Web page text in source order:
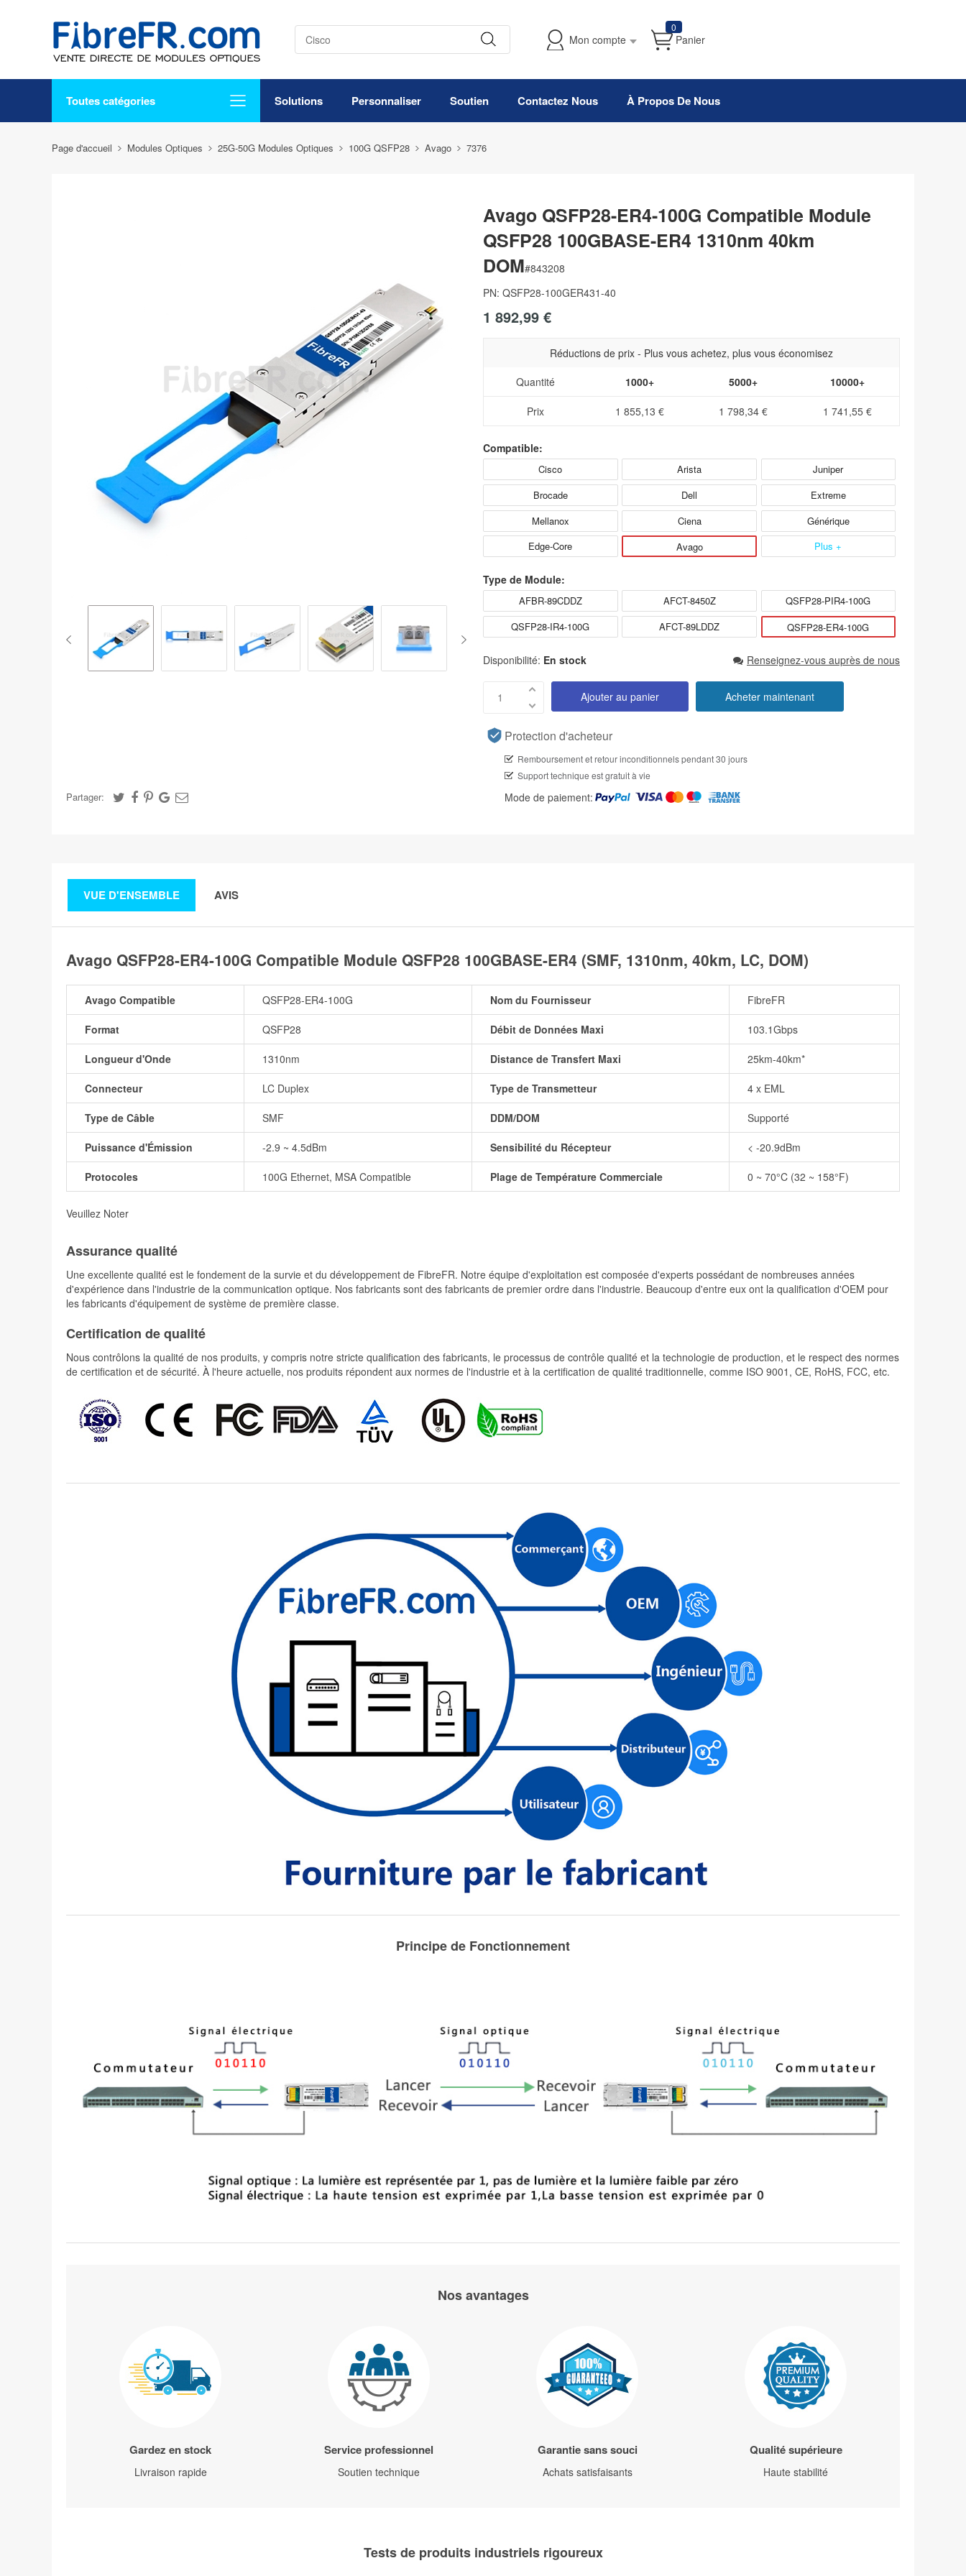
Mon compte
0
Panier
Toutes catégories Solutions Personnaliser Soutien Contactez Nous À Propos De Nous
Page d'accueil Modules Optiques 25G-50G Modules Optiques 100G QSFP28 Avago 7376
Partager:
Avago QSFP28-ER4-100G Compatible Module
QSFP28 100GBASE-ER4 1310nm 40km
DOM#843208
PN: QSFP28-100GER431-40
1 892,99 €
Réductions de prix - Plus vous achetez, plus vous économisez
Quantité
1000+ 5000+ 10000+
Prix 1 855,13 € 1 798,34 € 1 741,55 €
Compatible:
Cisco Arista
Juniper
Brocade
Dell
Extreme
Mellanox
Ciena
Générique
Edge-Core
Avago Plus +
Type de Module:
AFBR-89CDDZ AFCT-8450Z
QSFP28-PIR4-100G
QSFP28-IR4-100G
AFCT-89LDDZ QSFP28-ER4-100G
Disponibilité: En stock Renseignez-vous auprès de nous
Ajouter au panier Acheter maintenant
Protection d'acheteur
Remboursement et retour inconditionnels pendant 30 jours
Support technique est gratuit à vie
Mode de paiement:
VUE D'ENSEMBLE AVIS
Avago QSFP28-ER4-100G Compatible Module QSFP28 100GBASE-ER4 (SMF, 1310nm, 40km, LC, DOM)
Avago Compatible QSFP28-ER4-100G Nom du Fournisseur FibreFR
Format QSFP28 Débit de Données Maxi 103.1Gbps
Longueur d'Onde 1310nm Distance de Transfert Maxi 25km-40km*
Connecteur LC Duplex Type de Transmetteur 4 x EML
Type de Câble SMF DDM/DOM Supporté
Puissance d'Émission -2.9 ~ 4.5dBm Sensibilité du Récepteur < -20.9dBm
Protocoles 100G Ethernet, MSA Compatible Plage de Température Commerciale 0 ~ 70°C (32 ~ 158°F)
Veuillez Noter
Assurance qualité
Une excellente qualité est le fondement de la survie et du développement de FibreFR. Notre équipe d'exploitation est composée d'experts possédant de nombreuses années
d'expérience dans l'industrie de la communication optique. Nos fabricants sont des fabricants de premier ordre dans l'industrie. Beaucoup d'entre eux ont la qualification d'OEM pour
les fabricants d'équipement de système de première classe.
Certification de qualité
Nous contrôlons la qualité de nos produits, y compris notre stricte qualification des fabricants, le processus de contrôle qualité et la technologie de production, et le respect des normes
de certification et de sécurité. À l'heure actuelle, nos produits répondent aux normes de l'industrie et à la certification de qualité traditionnelle, comme ISO 9001, CE, RoHS, FCC, etc.
Principe de Fonctionnement
Nos avantages
Gardez en stock
Livraison rapide
Service professionnel
Soutien technique
Garantie sans souci
Achats satisfaisants
Qualité supérieure
Haute stabilité
Tests de produits industriels rigoureux